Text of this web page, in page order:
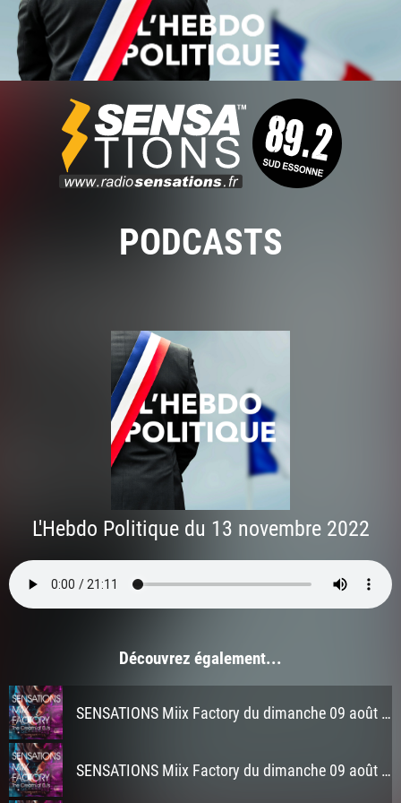
PODCASTS
L'Hebdo Politique du 13 novembre 2022
Découvrez également...
SENSATIONS Miix Factory du dimanche 09 août 2026 à 3h
SENSATIONS Miix Factory du dimanche 09 août 2026 à 2h